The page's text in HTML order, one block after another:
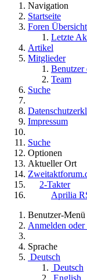
Navigation
Startseite
Foren Übersicht
Letzte
Artikel
Mitglieder
Benutzer
Team
Suche
Impressum
Suche
Optionen
Aktueller Ort
2-Takter
Aprilia
Benutzer-Menü
Anmelden oder
Sprache
Deutsch
Deutsch
English